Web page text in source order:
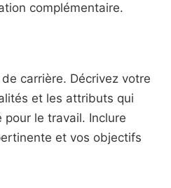
complémentaire.
carrière. Décrivez votre
et les attributs qui
le travail. Inclure
et vos objectifs